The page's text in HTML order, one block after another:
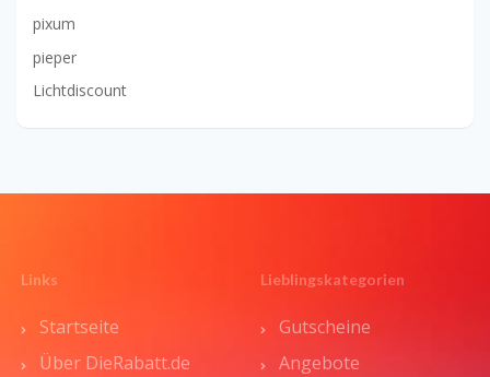
pixum
pieper
Lichtdiscount
Links
Startseite
Über DieRabatt.de
Lieblingskategorien
Gutscheine
Angebote